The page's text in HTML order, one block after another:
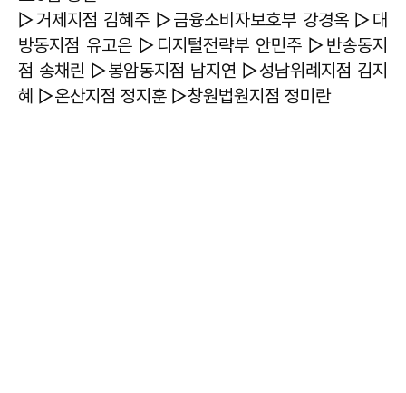
▷거제지점 김혜주 ▷금융소비자보호부 강경옥 ▷대
방동지점 유고은 ▷디지털전략부 안민주 ▷반송동지
점 송채린 ▷봉암동지점 남지연 ▷성남위례지점 김지
혜 ▷온산지점 정지훈 ▷창원법원지점 정미란